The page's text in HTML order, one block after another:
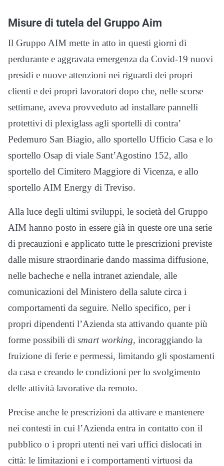
Misure di tutela del Gruppo Aim
Il Gruppo AIM mette in atto in questi giorni di
perdurante e aggravata emergenza da Covid-19 nuovi
presìdi e nuove attenzioni nei riguardi dei propri
clienti e dei propri lavoratori dopo che, nelle scorse
settimane, aveva provveduto ad installare pannelli
protettivi di plexiglass agli sportelli di contra’
Pedemuro San Biagio, allo sportello Ufficio Casa e lo
sportello Osap di viale Sant’Agostino 152, allo
sportello del Cimitero Maggiore di Vicenza, e allo
sportello AIM Energy di Treviso.
Alla luce degli ultimi sviluppi, le società del Gruppo
AIM hanno posto in essere già in queste ore una serie
di precauzioni e applicato tutte le prescrizioni previste
dalle misure straordinarie dando massima diffusione,
nelle bacheche e nella intranet aziendale, alle
comunicazioni del Ministero della salute circa i
comportamenti da seguire. Nello specifico, per i
propri dipendenti l’Azienda sta attivando quante più
forme possibili di smart working, incoraggiando la
fruizione di ferie e permessi, limitando gli spostamenti
da casa e creando le condizioni per lo svolgimento
delle attività lavorative da remoto.
Precise anche le prescrizioni da attivare e mantenere
nei contesti in cui l’Azienda entra in contatto con il
pubblico o i propri utenti nei vari uffici dislocati in
città: le limitazioni e i comportamenti virtuosi da